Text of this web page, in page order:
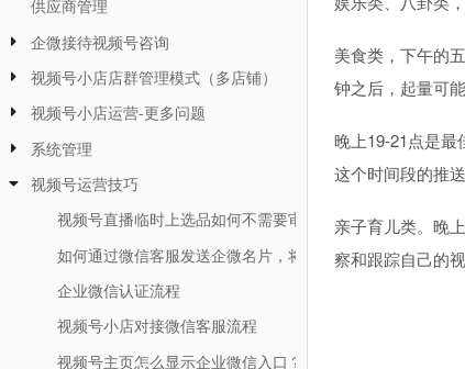
供应商管理
企微接待视频号咨询
视频号小店店群管理模式（多店铺）
视频号小店运营-更多问题
系统管理
视频号运营技巧
视频号直播临时上选品如何不需要审核立刻上新选品？
如何通过微信客服发送企微名片，将视频号小店客户引流到
企业微信认证流程
视频号小店对接微信客服流程
视频号主页怎么显示企业微信入口？
美食类，下午的
钟之后，起量可
晚上19-21点是
这个时间段的推送
亲子育儿类。晚
察和跟踪自己的视